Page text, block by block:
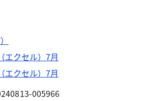
エクセル）7月
エクセル）7月
005966